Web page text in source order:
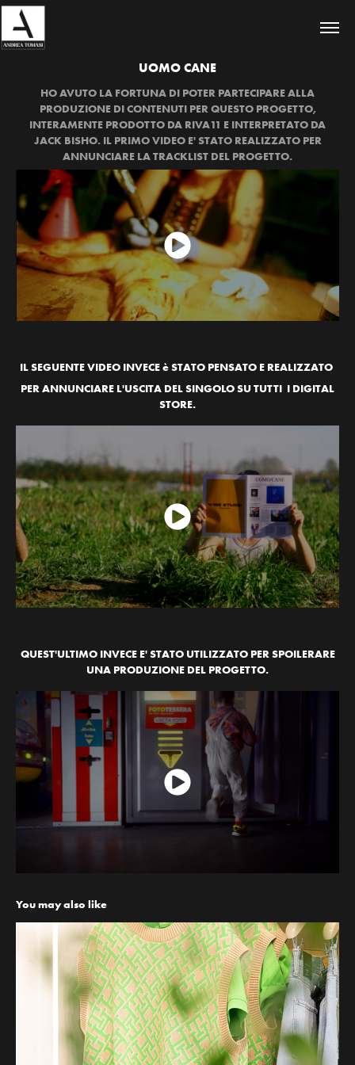
UOMO CANE
HO AVUTO LA FORTUNA DI POTER PARTECIPARE ALLA
PRODUZIONE DI CONTENUTI PER QUESTO PROGETTO,
INTERAMENTE PRODOTTO DA RIVA11 E INTERPRETATO DA
JACK BISHO. IL PRIMO VIDEO E' STATO REALIZZATO PER
ANNUNCIARE LA TRACKLIST DEL PROGETTO.
IL SEGUENTE VIDEO INVECE è STATO PENSATO E REALIZZATO
PER ANNUNCIARE L'USCITA DEL SINGOLO SU TUTTI I DIGITAL
STORE.
QUEST'ULTIMO INVECE E' STATO UTILIZZATO PER SPOILERARE
UNA PRODUZIONE DEL PROGETTO.
You may also like